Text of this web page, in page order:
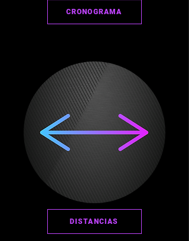
CRONOGRAMA
DISTANCIAS